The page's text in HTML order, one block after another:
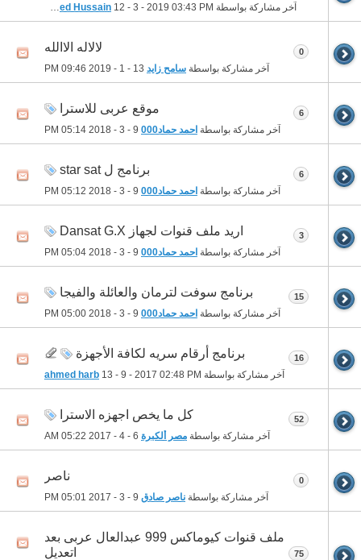
آخر مشاركة بواسطة Mohammed Hussain 12 - 3 - 2019 03:43 PM
لالاله الاالله
آخر مشاركة بواسطة سامح زايد 09:46 PM
0
موقع عربى للاسترا
آخر مشاركة بواسطة احمد حماد000 05:14 PM
6
برنامج ل star sat
آخر مشاركة بواسطة احمد حماد000 05:12 PM
6
اريد ملف قنوات لجهاز Dansat G.X
آخر مشاركة بواسطة احمد حماد000 05:04 PM
3
برنامج سوفت لترمان والعائلة والفيجا
آخر مشاركة بواسطة احمد حماد000 05:00 PM
15
برنامج أرقام سريه لكافة الأجهزة
آخر مشاركة بواسطة ahmed harb 13 - 9 - 2017 02:48 PM
16
كل ما يخص اجهزه الاسترا
آخر مشاركة بواسطة مصر ألكبرة 05:22 AM
52
ناصر
آخر مشاركة بواسطة ناصر صادق 05:01 PM
0
ملف قنوات كيوماكس 999 عبدالعال عربى بعد
اتعديل
75